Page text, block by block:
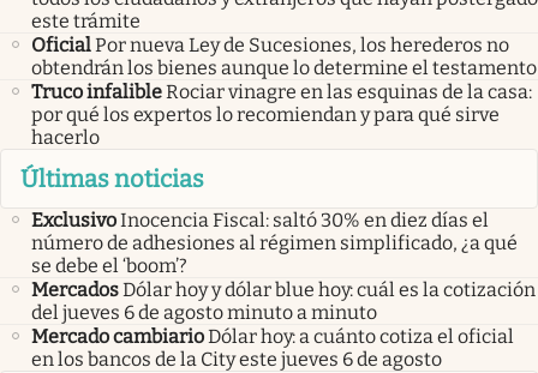
este trámite
OficialPor nueva Ley de Sucesiones, los herederos no
obtendrán los bienes aunque lo determine el testamento
Truco infalibleRociar vinagre en las esquinas de la casa:
por qué los expertos lo recomiendan y para qué sirve
hacerlo
Últimas noticias
ExclusivoInocencia Fiscal: saltó 30% en diez días el
número de adhesiones al régimen simplificado, ¿a qué
se debe el ‘boom’?
MercadosDólar hoy y dólar blue hoy: cuál es la cotización
del jueves 6 de agosto minuto a minuto
Mercado cambiarioDólar hoy: a cuánto cotiza el oficial
en los bancos de la City este jueves 6 de agosto